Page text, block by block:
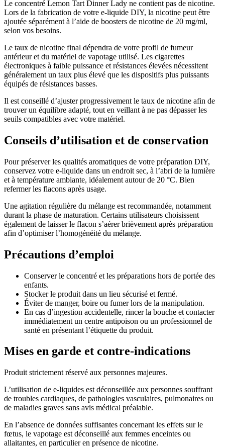
Le concentré Lemon Tart Dinner Lady ne contient pas de nicotine.
Lors de la fabrication de votre e-liquide DIY, la nicotine peut être
ajoutée séparément à l’aide de boosters de nicotine de 20 mg/ml,
selon vos besoins.
Le taux de nicotine final dépendra de votre profil de fumeur
antérieur et du matériel de vapotage utilisé. Les cigarettes
électroniques à faible puissance et résistances élevées nécessitent
généralement un taux plus élevé que les dispositifs plus puissants
équipés de résistances basses.
Il est conseillé d’ajuster progressivement le taux de nicotine afin de
trouver un équilibre adapté, tout en veillant à ne pas dépasser les
seuils compatibles avec votre matériel.
Conseils d’utilisation et de conservation
Pour préserver les qualités aromatiques de votre préparation DIY,
conservez votre e-liquide dans un endroit sec, à l’abri de la lumière
et à température ambiante, idéalement autour de 20 °C. Bien
refermer les flacons après usage.
Une agitation régulière du mélange est recommandée, notamment
durant la phase de maturation. Certains utilisateurs choisissent
également de laisser le flacon s’aérer brièvement après préparation
afin d’optimiser l’homogénéité du mélange.
Précautions d’emploi
Conserver le concentré et les préparations hors de portée des
enfants.
Stocker le produit dans un lieu sécurisé et fermé.
Éviter de manger, boire ou fumer lors de la manipulation.
En cas d’ingestion accidentelle, rincer la bouche et contacter
immédiatement un centre antipoison ou un professionnel de
santé en présentant l’étiquette du produit.
Mises en garde et contre-indications
Produit strictement réservé aux personnes majeures.
L’utilisation de e-liquides est déconseillée aux personnes souffrant
de troubles cardiaques, de pathologies vasculaires, pulmonaires ou
de maladies graves sans avis médical préalable.
En l’absence de données suffisantes concernant les effets sur le
fœtus, le vapotage est déconseillé aux femmes enceintes ou
allaitantes, en particulier en présence de nicotine.